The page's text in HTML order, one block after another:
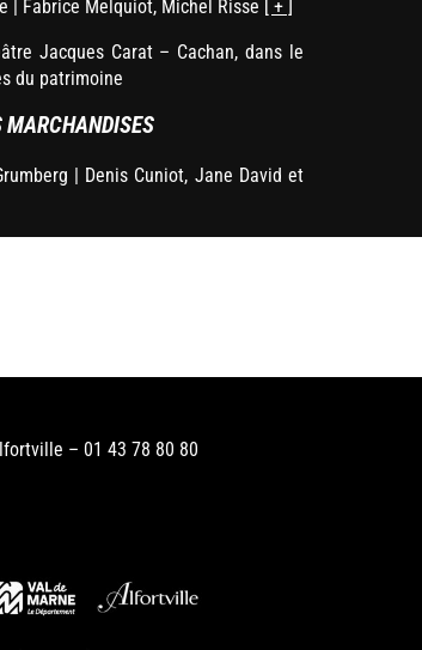
| Fabrice Melquiot, Michel Risse [ + ]
Jacques Carat – Cachan, dans le
du patrimoine
MARCHANDISES
| Denis Cuniot, Jane David et
– 01 43 78 80 80